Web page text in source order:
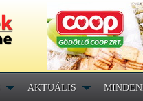
AKTUÁLIS